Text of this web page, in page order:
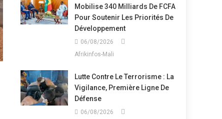
Mobilise 340 Milliards De FCFA
Pour Soutenir Les Priorités De
Développement
06/08/2026
Afrikinfos-Mali
Lutte Contre Le Terrorisme : La
Vigilance, Première Ligne De
Défense
06/08/2026